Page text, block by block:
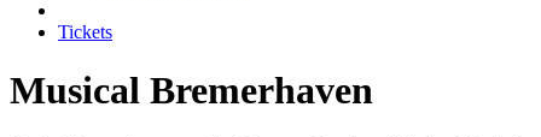
Tickets
Musical Bremerhaven